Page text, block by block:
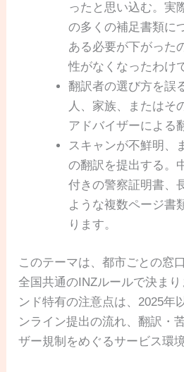
ったと思い込む。実
の多くの補足書類に
ある必要が下がった
性がなくなったわけ
翻訳者の選び方を誤
人、家族、またはそ
アドバイザーによる
スキャンが不鮮明、
の翻訳を提出する。
付きの警察証明書、
ような複数ページ書
ります。
このテーマは、都市ごとの窓
全国共通のINZルールで決ま
ンド特有の注意点は、2025年
ンライン提出の流れ、翻訳・
ザー規制をめぐるサービス環